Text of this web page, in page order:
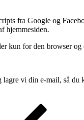
fra Google og
hjemmesiden.
kun for den browser og
vi din e-mail, så du